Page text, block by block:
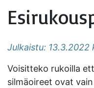
Julkaistu: 13.3.2022
Voisitteko rukoilla
silmäoireet ovat